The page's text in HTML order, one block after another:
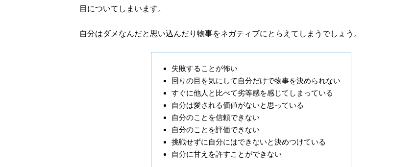
目についてしまいます。
自分はダメなんだと思い込んだり物事をネガティブにとらえてしまうでしょう。
失敗することが怖い
回りの目を気にして自分だけで物事を決められない
すぐに他人と比べて劣等感を感じてしまっている
自分は愛される価値がないと思っている
自分のことを信頼できない
自分のことを評価できない
挑戦せずに自分にはできないと決めつけている
自分に甘えを許すことができない